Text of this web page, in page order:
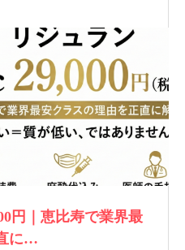
円｜恵比寿で業界最
に…